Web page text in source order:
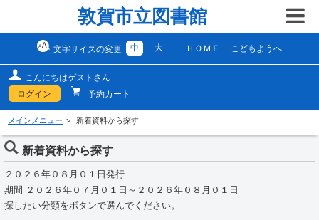
敦賀市立図書館
文字サイズの変更 中 大 ＨＯＭＥ こどもようへ
こんにちはゲストさん
ログイン
予約カート
メインメニュー 新着資料から探す
新着資料から探す
２０２６年０８月０１日発行
期間 ２０２６年０７月０１日～２０２６年０８月０１日
探したい分類をボタンで選んでください。